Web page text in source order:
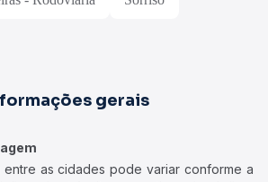
gerais
as cidades pode variar conforme a